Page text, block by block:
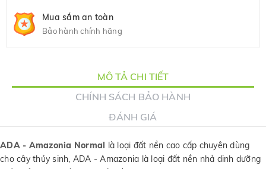
Mua sắm an toàn
Bảo hành chính hãng
MÔ TẢ CHI TIẾT
CHÍNH SÁCH BẢO HÀNH
ĐÁNH GIÁ
ADA - Amazonia Normal là loại đất nền cao cấp chuyên dùng
cho cây thủy sinh, ADA - Amazonia là loại đất nền nhả dinh dưỡng